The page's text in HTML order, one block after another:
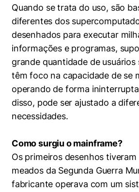
Quando se trata do uso, são
diferentes dos
desenhados para executar
informações e programas,
grande quantidade de usuários
têm foco na capacidade de se
operando de forma
disso, pode ser ajustado a
necessidades.
Como surgiu o mainframe?
Os primeiros desenhos
meados da Segunda Guerra
fabricante operava com um